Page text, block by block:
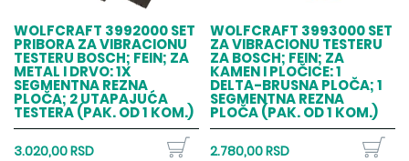
WOLFCRAFT 3992000 SET
PRIBORA ZA VIBRACIONU
TESTERU BOSCH; FEIN; ZA
METAL I DRVO: 1X
SEGMENTNA REZNA
PLOČA; 2 UTAPAJUĆA
TESTERA (PAK. OD 1 KOM.)
3.020,00 RSD
WOLFCRAFT 3993000 SET
ZA VIBRACIONU TESTERU
ZA BOSCH; FEIN; ZA
KAMEN I PLOČICE: 1
DELTA-BRUSNA PLOČA; 1
SEGMENTNA REZNA
PLOČA (PAK. OD 1 KOM.)
2.780,00 RSD